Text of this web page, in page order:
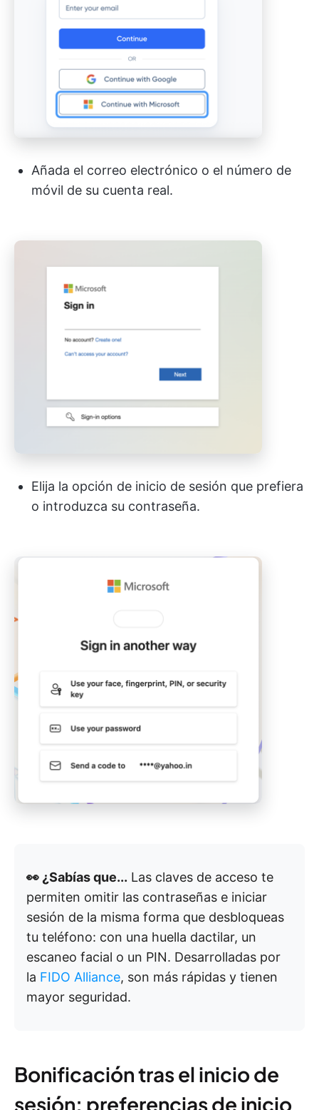
Añada el correo electrónico o el número de
móvil de su cuenta real.
Elija la opción de inicio de sesión que prefiera
o introduzca su contraseña.
👀 ¿Sabías que... Las claves de acceso te
permiten omitir las contraseñas e iniciar
sesión de la misma forma que desbloqueas
tu teléfono: con una huella dactilar, un
escaneo facial o un PIN. Desarrolladas por
la FIDO Alliance, son más rápidas y tienen
mayor seguridad.
Bonificación tras el inicio de
sesión: preferencias de inicio